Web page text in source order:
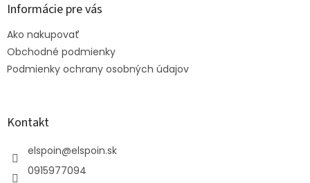
Informácie pre vás
Ako nakupovať
Obchodné podmienky
Podmienky ochrany osobných údajov
Kontakt
elspoin@elspoin.sk
0915977094